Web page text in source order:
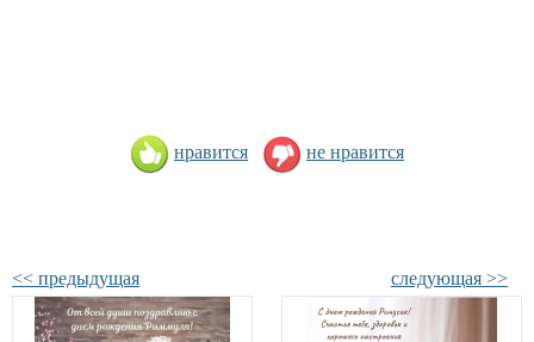
нравится не нравится
<< предыдущая следующая >>